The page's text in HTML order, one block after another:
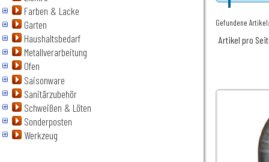
Farben & Lacke
Garten
Haushaltsbedarf
Metallverarbeitung
Ofen
Saisonware
Sanitärzubehör
Schweißen & Löten
Sonderposten
Werkzeug
Gefundene
Artikel pro